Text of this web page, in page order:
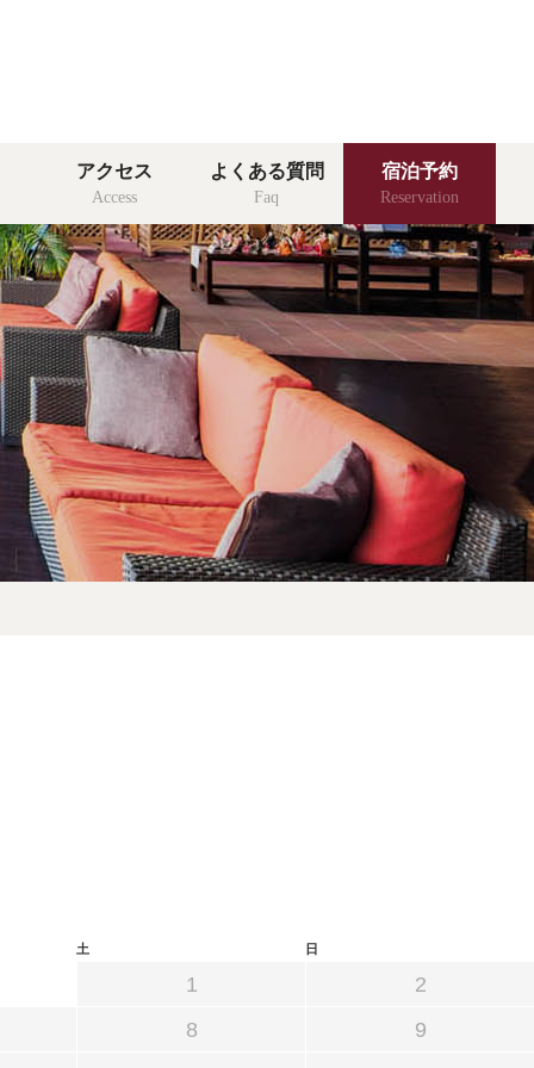
room
館内施設
facility
問
アクセス
Access
よくある質問
Faq
宿泊予約
Reservation
土 日
1
2
8
9